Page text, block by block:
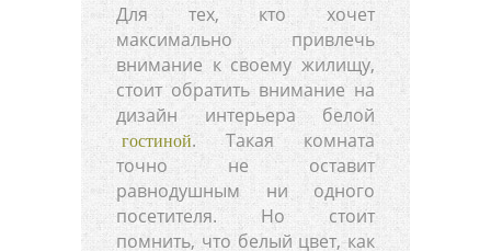
Для тех, кто хочет
максимально привлечь
внимание к своему жилищу,
стоит обратить внимание на
дизайн интерьера белой
гостиной. Такая комната
точно не оставит
равнодушным ни одного
посетителя. Но стоит
помнить, что белый цвет, как